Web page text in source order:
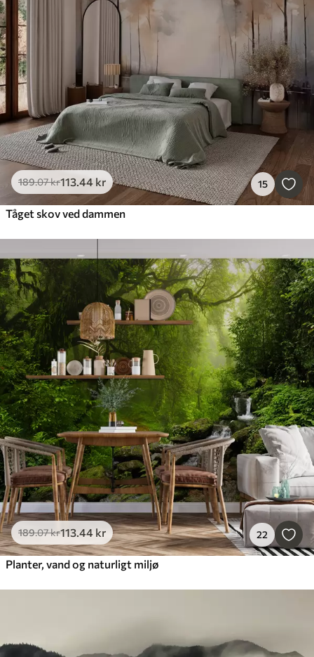
189.07kr113.44 kr 15
Tåget skov ved dammen
189.07kr113.44 kr 22
Planter, vand og naturligt miljø